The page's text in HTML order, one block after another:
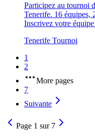
Participez au tournoi
Tenerife. 16 équipes,
Inscrivez votre
Tenerife Tournoi
1
2
More pages
7
Suivante
Page 1 sur 7